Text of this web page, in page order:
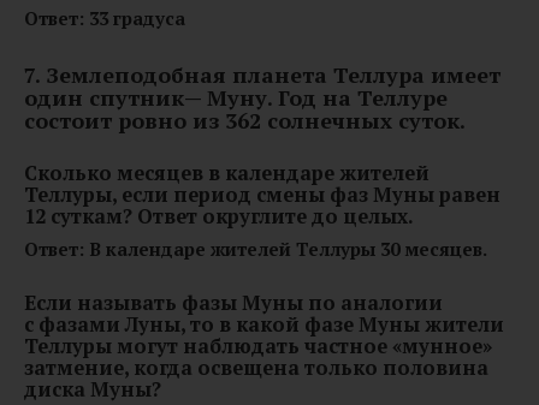
Ответ: 33 градуса
7. Землеподобная планета Теллура имеет
один спутник— Муну. Год на Теллуре
состоит ровно из 362 солнечных суток.
Сколько месяцев в календаре жителей
Теллуры, если период смены фаз Муны равен
12 суткам? Ответ округлите до целых.
Ответ: В календаре жителей Теллуры 30 месяцев.
Если называть фазы Муны по аналогии
с фазами Луны, то в какой фазе Муны жители
Теллуры могут наблюдать частное «мунное»
затмение, когда освещена только половина
диска Муны?